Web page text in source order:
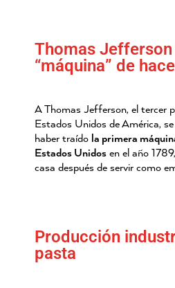
Thomas Jefferson
“máquina” de
A Thomas Jefferson, el tercer
Estados Unidos de América,
haber traído la primera
Estados Unidosen el año
casa después de servir como
Producción
pasta